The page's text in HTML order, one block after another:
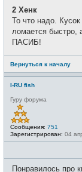
2 Хенк
То что надо.
ломается быстро,
ПАСИБ!
Вернуться к началу
I-RU fish
Гуру форума
Сообщения: 751
Зарегистрирован: 04
Понравилось про